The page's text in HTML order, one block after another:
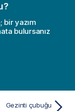
yazım
bulursanız
Gezinti çubuğu